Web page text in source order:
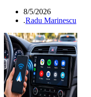
8/5/2026
.Radu Marinescu